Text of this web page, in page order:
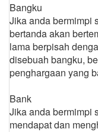
Bangku
Jika anda bermimpi
bertanda akan
lama berpisah
disebuah bangku,
penghargaan yang
Bank
Jika anda bermimpi
mendapat dan